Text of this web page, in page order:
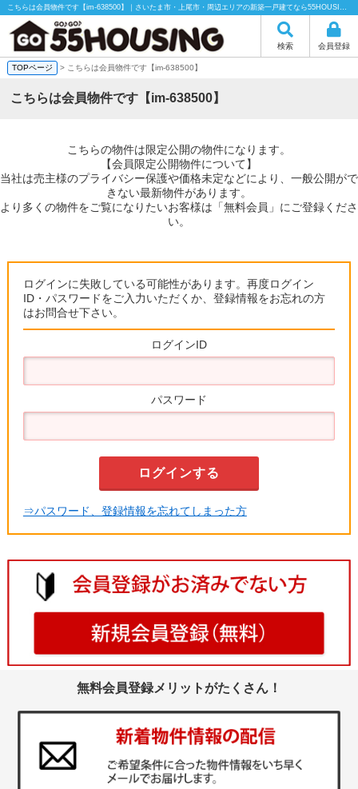
こちらは会員物件です【im-638500】｜さいたま市・上尾市・周辺エリアの新築一戸建てなら55HOUSING（55ハウジング）にお任せください！
検索 会員登録
TOPページ > こちらは会員物件です【im-638500】
こちらは会員物件です【im-638500】
こちらの物件は限定公開の物件になります。
【会員限定公開物件について】
当社は売主様のプライバシー保護や価格未定などにより、一般公開がで
きない最新物件があります。
より多くの物件をご覧になりたいお客様は「無料会員」にご登録くださ
い。
ログインに失敗している可能性があります。再度ログイン
ID・パスワードをご入力いただくか、登録情報をお忘れの方
はお問合せ下さい。
ログインID
パスワード
⇒パスワード、登録情報を忘れてしまった方
無料会員登録メリットがたくさん！